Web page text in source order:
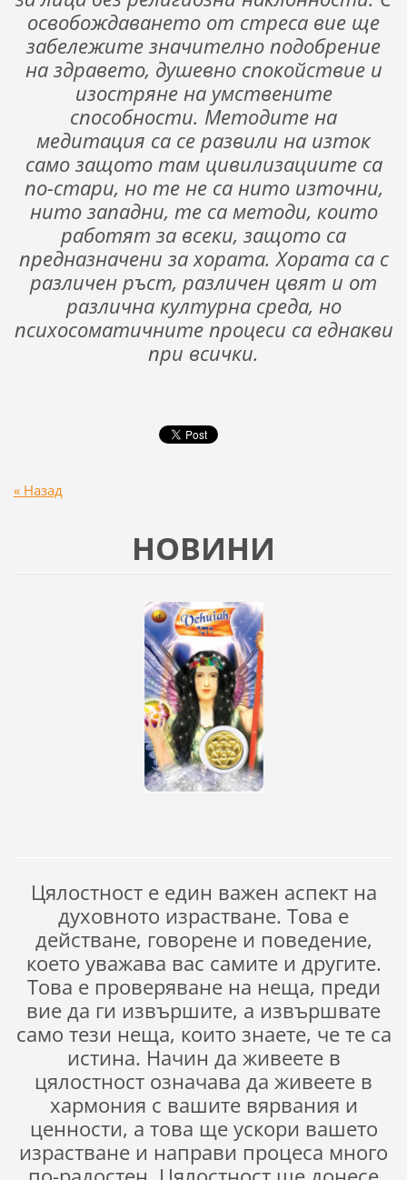
освобождаването от стреса вие ще
забележите значително подобрение
на здравето, душевно спокойствие и
изостряне на умствените
способности. Методите на
медитация са се развили на изток
само защото там цивилизациите са
по-стари, но те не са нито източни,
нито западни, те са методи, които
работят за всеки, защото са
предназначени за хората. Хората са с
различен ръст, различен цвят и от
различна културна среда, но
психосоматичните процеси са еднакви
при всички.
« Назад
НОВИНИ
Цялостност е един важен аспект на
духовното израстване. Това е
действане, говорене и поведение,
което уважава вас самите и другите.
Това е проверяване на неща, преди
вие да ги извършите, а извършвате
само тези неща, които знаете, че те са
истина. Начин да живеете в
цялостност означава да живеете в
хармония с вашите вярвания и
ценности, а това ще ускори вашето
израстване и направи процеса много